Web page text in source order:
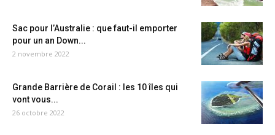
Sac pour l’Australie : que faut-il emporter
pour un an Down...
2 novembre 2022
Grande Barrière de Corail : les 10 îles qui
vont vous...
26 octobre 2022